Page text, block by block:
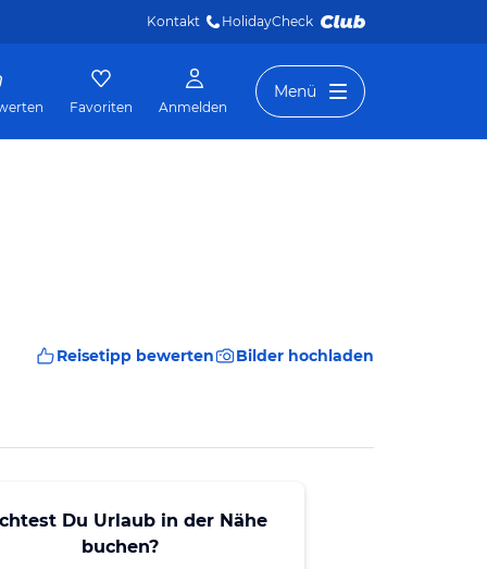
Kontakt HolidayCheck
Favoriten Anmelden
Menü
Reisetipp bewerten Bilder hochladen
Du Urlaub in der Nähe
buchen?